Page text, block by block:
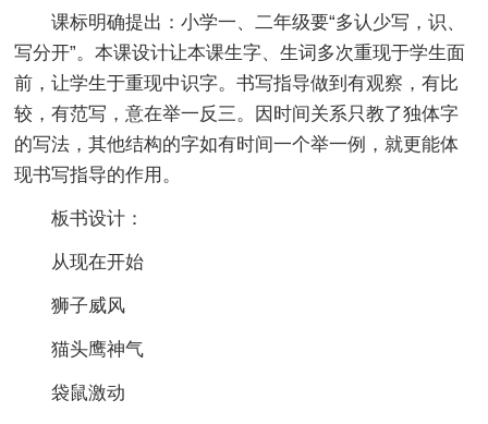
课标明确提出：小学一、二年级要“多认少写，识、
写分开”。本课设计让本课生字、生词多次重现于学生面
前，让学生于重现中识字。书写指导做到有观察，有比
较，有范写，意在举一反三。因时间关系只教了独体字
的写法，其他结构的字如有时间一个举一例，就更能体
现书写指导的作用。
板书设计：
从现在开始
狮子威风
猫头鹰神气
袋鼠激动